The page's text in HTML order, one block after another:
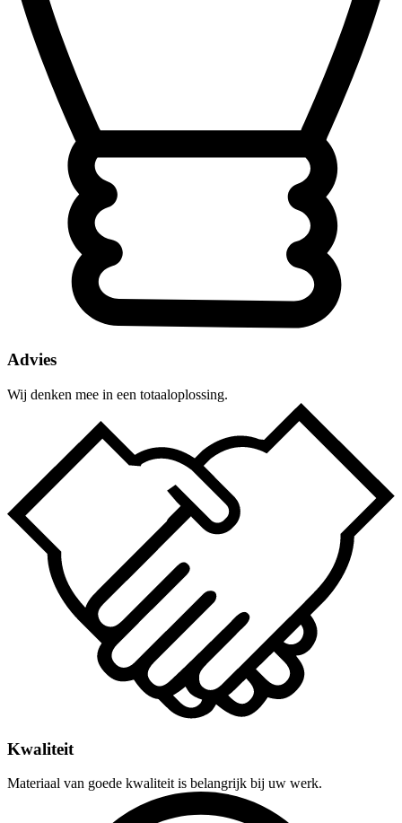
Advies
Wij denken mee in een totaaloplossing.
Kwaliteit
Materiaal van goede kwaliteit is belangrijk bij uw werk.